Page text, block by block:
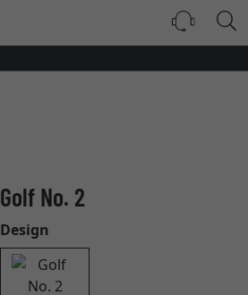
Golf No. 2
Design